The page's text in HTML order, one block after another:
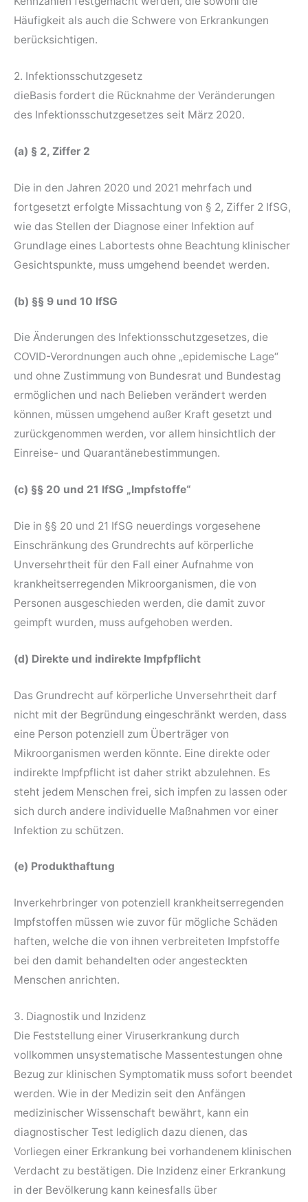
Häufigkeit als auch die Schwere von Erkrankungen
berücksichtigen.
2. Infektionsschutzgesetz
dieBasis fordert die Rücknahme der Veränderungen
des Infektionsschutzgesetzes seit März 2020.
(a) § 2, Ziffer 2
Die in den Jahren 2020 und 2021 mehrfach und
fortgesetzt erfolgte Missachtung von § 2, Ziffer 2 IfSG,
wie das Stellen der Diagnose einer Infektion auf
Grundlage eines Labortests ohne Beachtung klinischer
Gesichtspunkte, muss umgehend beendet werden.
(b) §§ 9 und 10 IfSG
Die Änderungen des Infektionsschutzgesetzes, die
COVID-Verordnungen auch ohne „epidemische Lage“
und ohne Zustimmung von Bundesrat und Bundestag
ermöglichen und nach Belieben verändert werden
können, müssen umgehend außer Kraft gesetzt und
zurückgenommen werden, vor allem hinsichtlich der
Einreise- und Quarantänebestimmungen.
(c) §§ 20 und 21 IfSG „Impfstoffe“
Die in §§ 20 und 21 IfSG neuerdings vorgesehene
Einschränkung des Grundrechts auf körperliche
Unversehrtheit für den Fall einer Aufnahme von
krankheitserregenden Mikroorganismen, die von
Personen ausgeschieden werden, die damit zuvor
geimpft wurden, muss aufgehoben werden.
(d) Direkte und indirekte Impfpflicht
Das Grundrecht auf körperliche Unversehrtheit darf
nicht mit der Begründung eingeschränkt werden, dass
eine Person potenziell zum Überträger von
Mikroorganismen werden könnte. Eine direkte oder
indirekte Impfpflicht ist daher strikt abzulehnen. Es
steht jedem Menschen frei, sich impfen zu lassen oder
sich durch andere individuelle Maßnahmen vor einer
Infektion zu schützen.
(e) Produkthaftung
Inverkehrbringer von potenziell krankheitserregenden
Impfstoffen müssen wie zuvor für mögliche Schäden
haften, welche die von ihnen verbreiteten Impfstoffe
bei den damit behandelten oder angesteckten
Menschen anrichten.
3. Diagnostik und Inzidenz
Die Feststellung einer Viruserkrankung durch
vollkommen unsystematische Massentestungen ohne
Bezug zur klinischen Symptomatik muss sofort beendet
werden. Wie in der Medizin seit den Anfängen
medizinischer Wissenschaft bewährt, kann ein
diagnostischer Test lediglich dazu dienen, das
Vorliegen einer Erkrankung bei vorhandenem klinischen
Verdacht zu bestätigen. Die Inzidenz einer Erkrankung
in der Bevölkerung kann keinesfalls über